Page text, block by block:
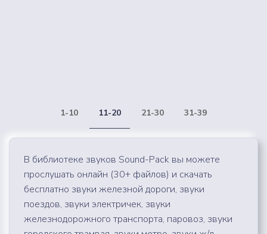
1-10 11-20 21-30 31-39
В библиотеке звуков Sound-Pack вы можете
прослушать онлайн (30+ файлов) и скачать
бесплатно звуки железной дороги, звуки
поездов, звуки электричек, звуки
железнодорожного транспорта, паровоз, звуки